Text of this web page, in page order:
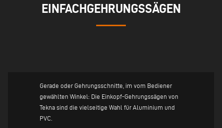
EINFACHGEHRUNGSSÄGEN
Gerade oder Gehrungsschnitte, im vom Bediener
gewählten Winkel: Die Einkopf-Gehrungssägen von
Tekna sind die vielseitige Wahl für Aluminium und
PVC.